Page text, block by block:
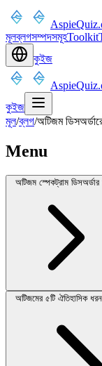
মূলব্লগসম্পদসমূহToolkit
কুইজ
কুইজ
মূল/ব্লগ/অটিজম
Menu
অটিজম স্পেকট্রাম ডিসঅর্ডার
অটিজমের ৫টি ঐতিহাসিক